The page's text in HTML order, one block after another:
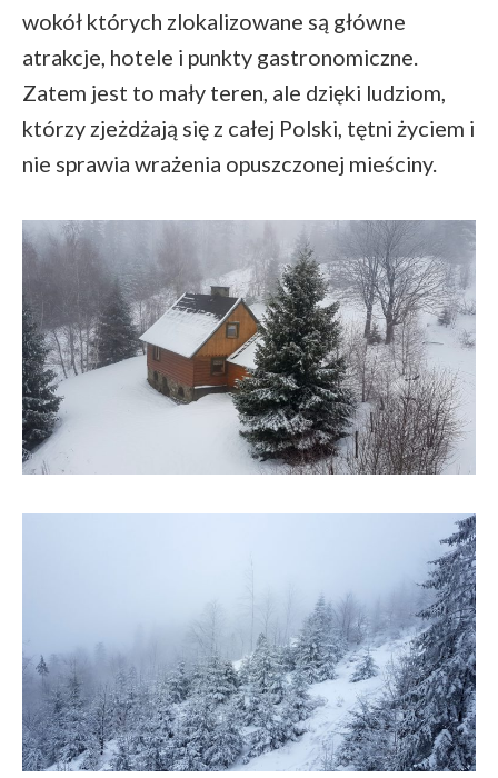
wokół których zlokalizowane są główne
atrakcje, hotele i punkty gastronomiczne.
Zatem jest to mały teren, ale dzięki ludziom,
którzy zjeżdżają się z całej Polski, tętni życiem i
nie sprawia wrażenia opuszczonej mieściny.